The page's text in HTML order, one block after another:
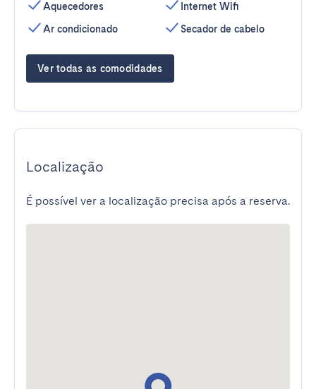
Aquecedores
Ar condicionado
Internet Wifi
Secador de cabelo
Ver todas as comodidades
Localização
É possível ver a localização precisa após a reserva.